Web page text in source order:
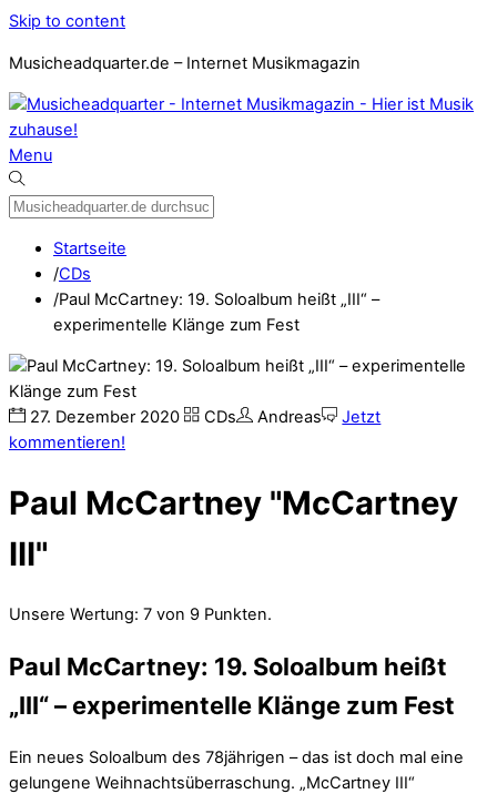
Skip to content
Musicheadquarter.de – Internet Musikmagazin
Menu
Startseite
/CDs
/Paul McCartney: 19. Soloalbum heißt „III“ –
experimentelle Klänge zum Fest
27. Dezember 2020 CDs Andreas
Jetzt
kommentieren!
Paul McCartney "McCartney
III"
Unsere Wertung: 7 von 9 Punkten.
Paul McCartney: 19. Soloalbum heißt
„III“ – experimentelle Klänge zum Fest
Ein neues Soloalbum des 78jährigen – das ist doch mal eine
gelungene Weihnachtsüberraschung. „McCartney III“